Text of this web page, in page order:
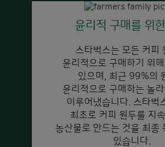
윤리적 구매를 위
스타벅스는 모든 커피
윤리적으로 구매하기 위
있으며, 최근 99%의
윤리적으로 구매하는 놀
이루어냈습니다. 스타벅
최초로 커피 원두를 지
농산물로 만드는 것을 최종
있습니다.